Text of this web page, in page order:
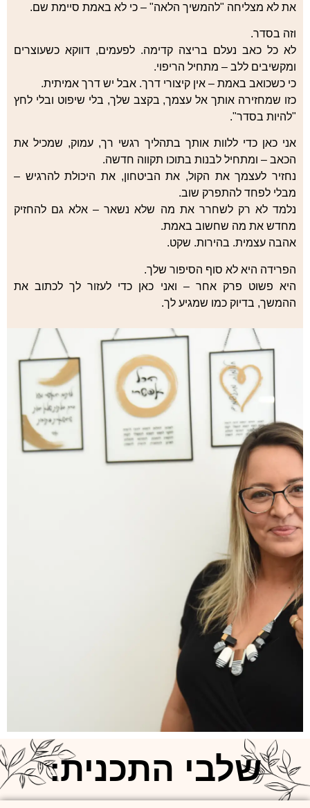
את לא מצליחה "להמשיך הלאה" – כי לא באמת סיימת שם.
וזה בסדר.
לא כל כאב נעלם בריצה קדימה. לפעמים, דווקא כשעוצרים
ומקשיבים ללב – מתחיל הריפוי.
כי כשכואב באמת – אין קיצורי דרך. אבל יש דרך אמיתית.
כזו שמחזירה אותך אל עצמך, בקצב שלך, בלי שיפוט ובלי לחץ
"להיות בסדר".
אני כאן כדי ללוות אותך בתהליך רגשי רך, עמוק, שמכיל את
הכאב – ומתחיל לבנות בתוכו תקווה חדשה.
נחזיר לעצמך את הקול, את הביטחון, את היכולת להרגיש –
מבלי לפחד להתפרק שוב.
נלמד לא רק לשחרר את מה שלא נשאר – אלא גם להחזיק
מחדש את מה שחשוב באמת.
אהבה עצמית. בהירות. שקט.
הפרידה היא לא סוף הסיפור שלך.
היא פשוט פרק אחר – ואני כאן כדי לעזור לך לכתוב את
ההמשך, בדיוק כמו שמגיע לך.
שלבי התכנית: